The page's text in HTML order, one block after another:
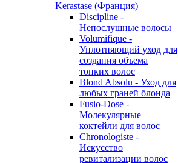
Kerastase (Франция)
Discipline -
Непослушные волосы
Volumifique -
Уплотняющий уход для
создания объема
тонких волос
Blond Absolu - Уход для
любых граней блонда
Fusio-Dose -
Молекулярные
коктейли для волос
Chronologiste -
Искусство
ревитализации волос